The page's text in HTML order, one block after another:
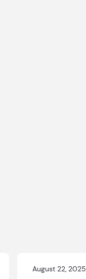
August 22, 2025